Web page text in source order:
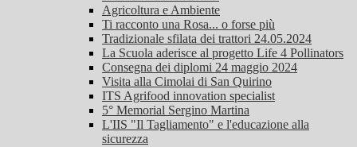
Agricoltura e Ambiente
Ti racconto una Rosa... o forse più
Tradizionale sfilata dei trattori 24.05.2024
La Scuola aderisce al progetto Life 4 Pollinators
Consegna dei diplomi 24 maggio 2024
Visita alla Cimolai di San Quirino
ITS Agrifood innovation specialist
5° Memorial Sergino Martina
L'IIS "Il Tagliamento" e l'educazione alla
sicurezza